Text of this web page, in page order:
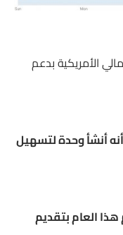
الأمريكية بدعم
أنشأ وحدة لتسهيل
العام بتقديم